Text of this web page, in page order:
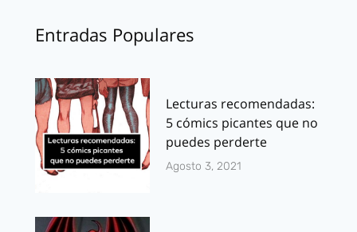
Entradas Populares
Lecturas recomendadas:
5 cómics picantes que no
puedes perderte
Agosto 3, 2021